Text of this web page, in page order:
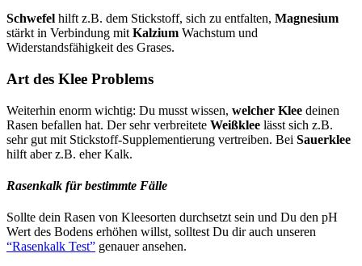
Schwefel hilft z.B. dem Stickstoff, sich zu entfalten, Magnesium
stärkt in Verbindung mit Kalzium Wachstum und
Widerstandsfähigkeit des Grases.
Art des Klee Problems
Weiterhin enorm wichtig: Du musst wissen, welcher Klee deinen
Rasen befallen hat. Der sehr verbreitete Weißklee lässt sich z.B.
sehr gut mit Stickstoff-Supplementierung vertreiben. Bei Sauerklee
hilft aber z.B. eher Kalk.
Rasenkalk für bestimmte Fälle
Sollte dein Rasen von Kleesorten durchsetzt sein und Du den pH
Wert des Bodens erhöhen willst, solltest Du dir auch unseren
“Rasenkalk Test” genauer ansehen.